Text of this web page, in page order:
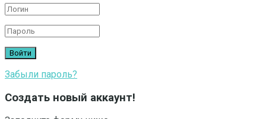
Забыли пароль?
Создать новый аккаунт!